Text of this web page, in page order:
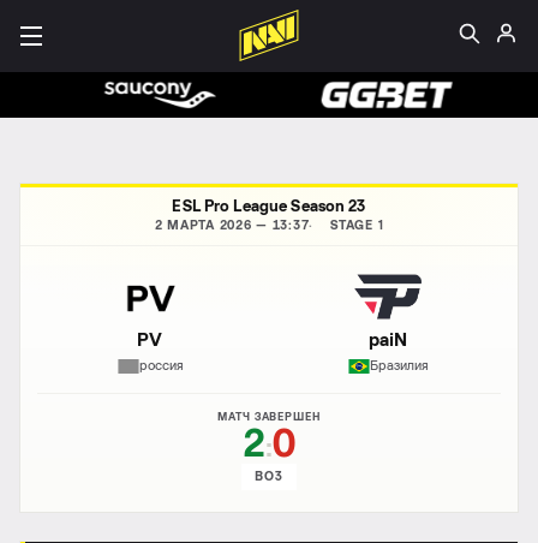
ESL Pro League Season 23
2 МАРТА 2026 — 13:37 STAGE 1
PV
россия
МАТЧ ЗАВЕРШЕН
2:0
BO3
paiN
Бразилия